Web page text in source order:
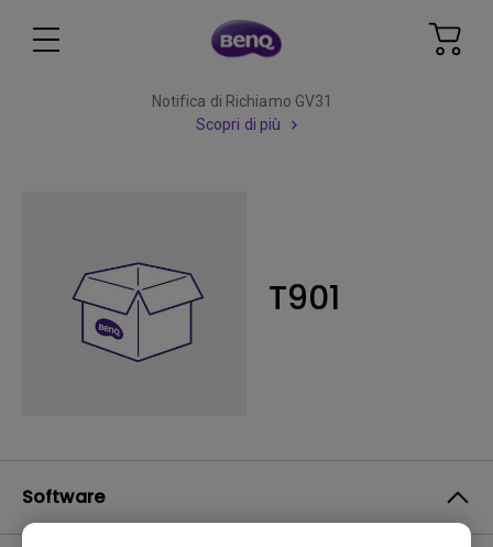
Notifica di Richiamo GV31
Scopri di più
T901
Software